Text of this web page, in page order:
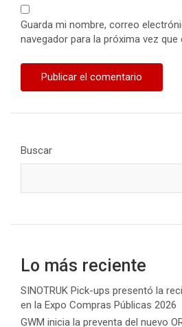
Guarda mi nombre, correo
navegador para la próxima vez que
Buscar
Lo más reciente
SINOTRUK Pick-ups presentó la
en la Expo Compras Públicas 2026
GWM inicia la preventa del nuevo